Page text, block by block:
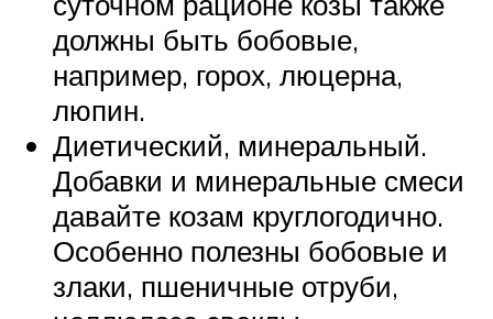
должны быть бобовые,
например, горох, люцерна,
люпин.
Диетический, минеральный.
Добавки и минеральные смеси
давайте козам круглогодично.
Особенно полезны бобовые и
злаки, пшеничные отруби,